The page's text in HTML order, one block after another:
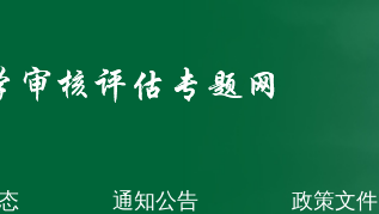
通知公告 政策文件